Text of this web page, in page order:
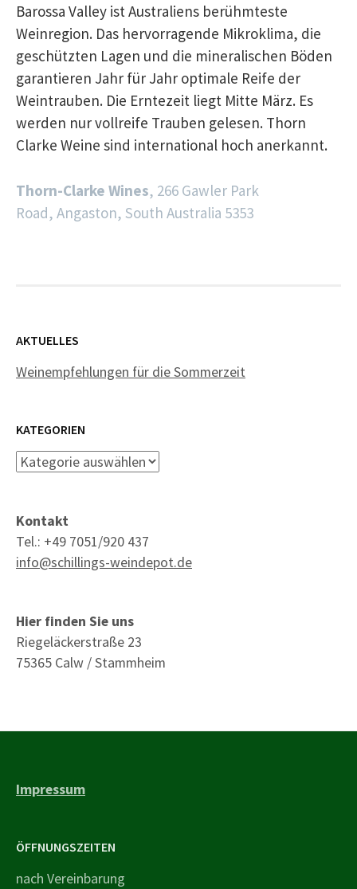
Barossa Valley ist Australiens berühmteste
Weinregion. Das hervorragende Mikroklima, die
geschützten Lagen und die mineralischen Böden
garantieren Jahr für Jahr optimale Reife der
Weintrauben. Die Erntezeit liegt Mitte März. Es
werden nur vollreife Trauben gelesen. Thorn
Clarke Weine sind international hoch anerkannt.
Thorn-Clarke Wines, 266 Gawler Park
Road, Angaston, South Australia 5353
AKTUELLES
Weinempfehlungen für die Sommerzeit
KATEGORIEN
Kategorien
Kontakt
Tel.: +49 7051/920 437
info@schillings-weindepot.de
Hier finden Sie uns
Riegeläckerstraße 23
75365 Calw / Stammheim
Impressum
ÖFFNUNGSZEITEN
nach Vereinbarung